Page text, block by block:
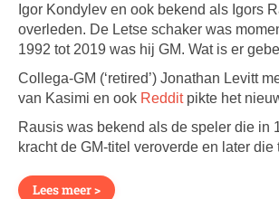
Igor Kondylev en ook bekend als Igors
overleden. De Letse schaker was
1992 tot 2019 was hij GM. Wat is er
Collega-GM (‘retired’) Jonathan Levitt
van Kasimi en ook Reddit pikte het
Rausis was bekend als de speler die in
kracht de GM-titel veroverde en later die
Lees meer >